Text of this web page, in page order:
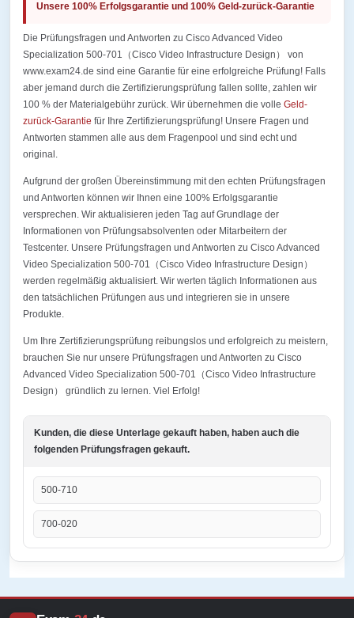
Unsere 100% Erfolgsgarantie und 100% Geld-zurück-Garantie
Die Prüfungsfragen und Antworten zu Cisco Advanced Video
Specialization 500-701（Cisco Video Infrastructure Design） von
www.exam24.de sind eine Garantie für eine erfolgreiche Prüfung! Falls
aber jemand durch die Zertifizierungsprüfung fallen sollte, zahlen wir
100 % der Materialgebühr zurück. Wir übernehmen die volle Geld-
zurück-Garantie für Ihre Zertifizierungsprüfung! Unsere Fragen und
Antworten stammen alle aus dem Fragenpool und sind echt und
original.
Aufgrund der großen Übereinstimmung mit den echten Prüfungsfragen
und Antworten können wir Ihnen eine 100% Erfolgsgarantie
versprechen. Wir aktualisieren jeden Tag auf Grundlage der
Informationen von Prüfungsabsolventen oder Mitarbeitern der
Testcenter. Unsere Prüfungsfragen und Antworten zu Cisco Advanced
Video Specialization 500-701（Cisco Video Infrastructure Design）
werden regelmäßig aktualisiert. Wir werten täglich Informationen aus
den tatsächlichen Prüfungen aus und integrieren sie in unsere
Produkte.
Um Ihre Zertifizierungsprüfung reibungslos und erfolgreich zu meistern,
brauchen Sie nur unsere Prüfungsfragen und Antworten zu Cisco
Advanced Video Specialization 500-701（Cisco Video Infrastructure
Design） gründlich zu lernen. Viel Erfolg!
Kunden, die diese Unterlage gekauft haben, haben auch die
folgenden Prüfungsfragen gekauft.
500-710
700-020